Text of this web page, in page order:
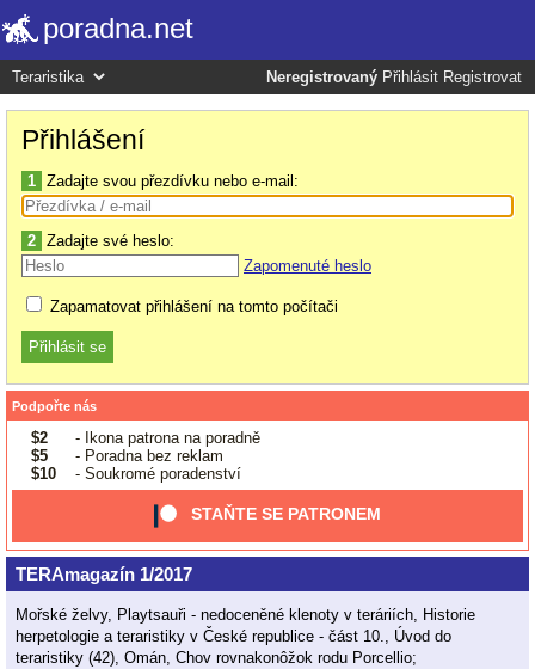
poradna.net
Neregistrovaný Přihlásit Registrovat
Přihlášení
1 Zadajte svou přezdívku nebo e-mail:
2 Zadajte své heslo:
Zapomenuté heslo
Zapamatovat přihlášení na tomto počítači
Podpořte nás
$2
- Ikona patrona na poradně
$5
- Poradna bez reklam
$10
- Soukromé poradenství
STAŇTE SE PATRONEM
TERAmagazín 1/2017
Mořské želvy, Playtsauři - nedoceněné klenoty v teráriích, Historie
herpetologie a teraristiky v České republice - část 10., Úvod do
teraristiky (42), Omán, Chov rovnakonôžok rodu Porcellio;